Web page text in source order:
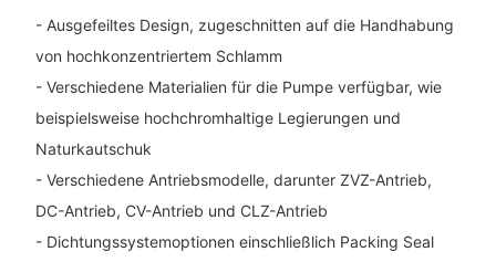
- Ausgefeiltes Design, zugeschnitten auf die Handhabung
von hochkonzentriertem Schlamm
- Verschiedene Materialien für die Pumpe verfügbar, wie
beispielsweise hochchromhaltige Legierungen und
Naturkautschuk
- Verschiedene Antriebsmodelle, darunter ZVZ-Antrieb,
DC-Antrieb, CV-Antrieb und CLZ-Antrieb
- Dichtungssystemoptionen einschließlich Packing Seal